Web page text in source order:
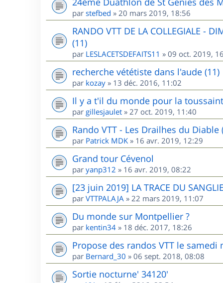
par stefbed » 20 mars 2019, 18:56
RANDO VTT DE LA COLLEGIALE -
(11)
par LESLACETSDEFAITS11 » 09 oct. 2019,
recherche vététiste dans l'aude (11)
par kozay » 13 déc. 2016, 11:02
Il y a t'il du monde pour la
par gillesjaulet » 27 oct. 2019, 11:40
Rando VTT - Les Drailhes du Diable
par Patrick MDK » 16 avr. 2019, 12:29
Grand tour Cévenol
par yanp312 » 16 avr. 2019, 08:22
[23 juin 2019] LA TRACE DU
par VTTPALAJA » 22 mars 2019, 11:07
Du monde sur Montpellier ?
par kentin34 » 18 déc. 2017, 18:26
Propose des randos VTT le
par Bernard_30 » 06 sept. 2018, 08:08
Sortie nocturne' 34120'